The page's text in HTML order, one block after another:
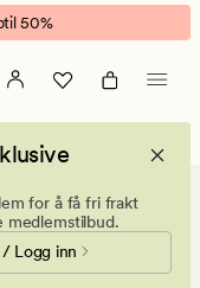
50%
for å få fri frakt
medlemstilbud.
Logg inn